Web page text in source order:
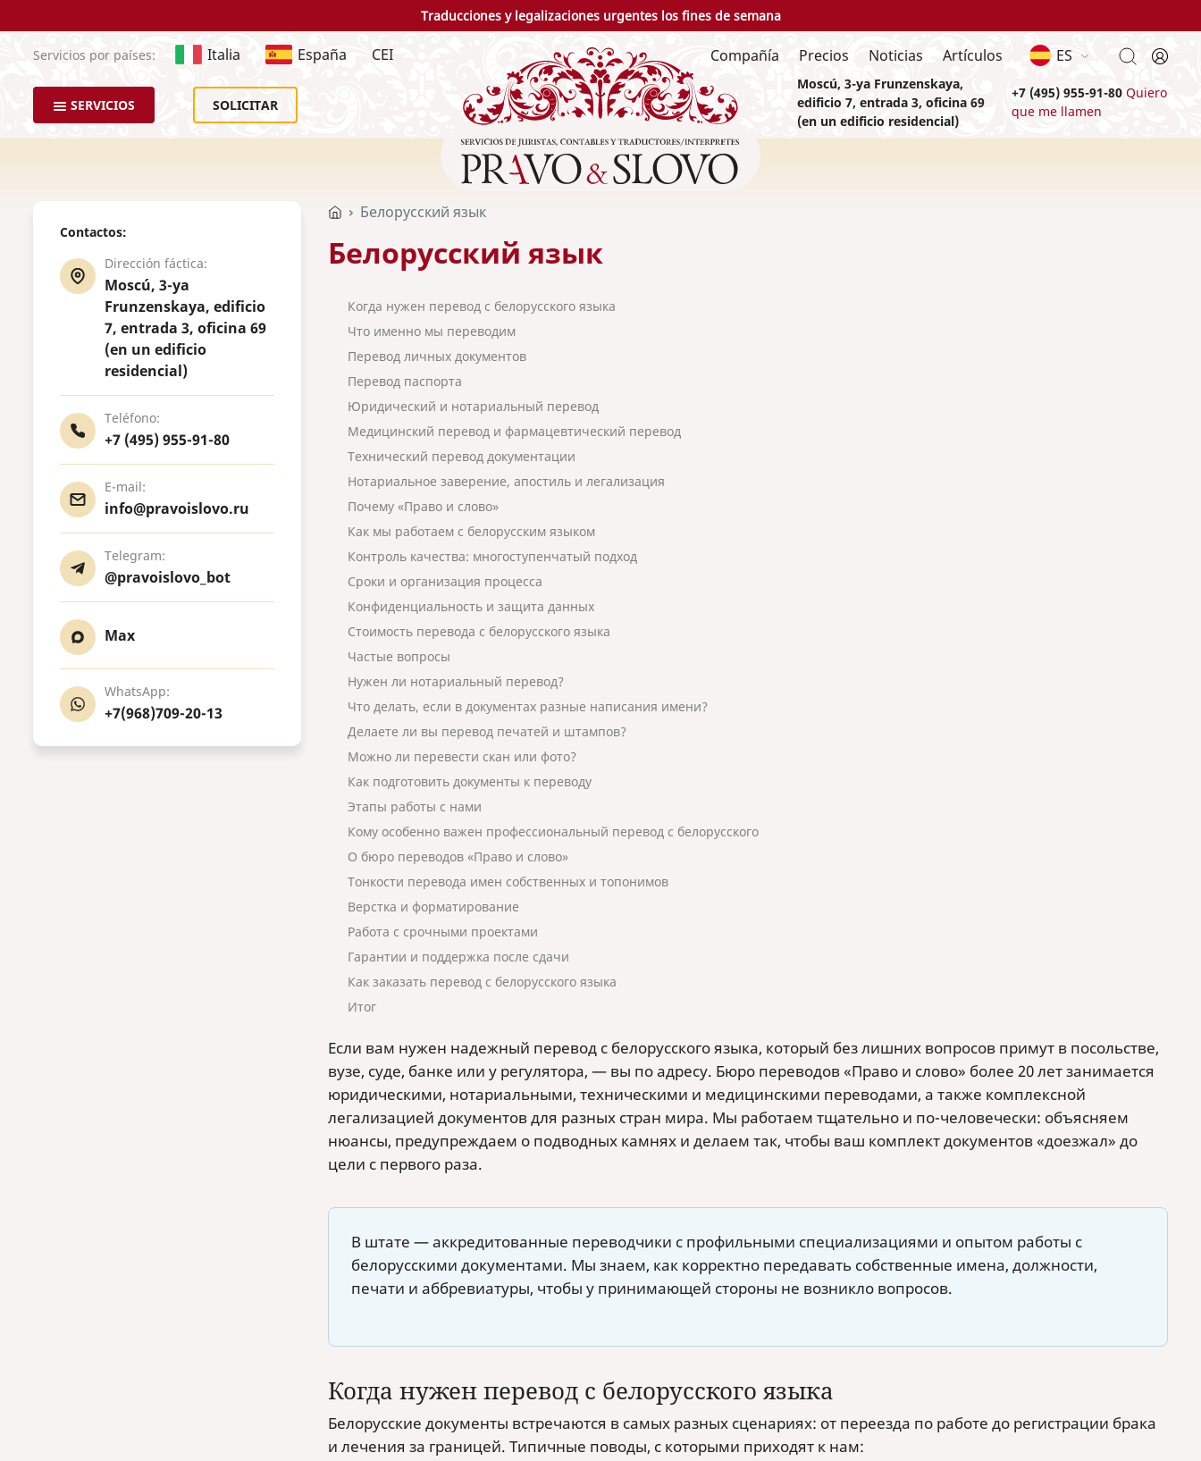
Traducciones y legalizaciones urgentes los fines de semana
Servicios por países: Italia España CEI
SERVICIOS SOLICITAR
Compañía Precios Noticias Artículos ES
Moscú, 3-ya Frunzenskaya,
edificio 7, entrada 3, oficina 69
(en un edificio residencial)
+7 (495) 955-91-80 Quiero
que me llamen
Contactos:
Dirección fáctica:
Moscú, 3-ya
Frunzenskaya, edificio
7, entrada 3, oficina 69
(en un edificio
residencial)
Teléfono:
+7 (495) 955-91-80
E-mail:
info@pravoislovo.ru
Telegram:
@pravoislovo_bot
Max
WhatsApp:
+7(968)709-20-13
Белорусский язык
Белорусский язык
Когда нужен перевод с белорусского языка
Что именно мы переводим
Перевод личных документов
Перевод паспорта
Юридический и нотариальный перевод
Медицинский перевод и фармацевтический перевод
Технический перевод документации
Нотариальное заверение, апостиль и легализация
Почему «Право и слово»
Как мы работаем с белорусским языком
Контроль качества: многоступенчатый подход
Сроки и организация процесса
Конфиденциальность и защита данных
Стоимость перевода с белорусского языка
Частые вопросы
Нужен ли нотариальный перевод?
Что делать, если в документах разные написания имени?
Делаете ли вы перевод печатей и штампов?
Можно ли перевести скан или фото?
Как подготовить документы к переводу
Этапы работы с нами
Кому особенно важен профессиональный перевод с белорусского
О бюро переводов «Право и слово»
Тонкости перевода имен собственных и топонимов
Верстка и форматирование
Работа с срочными проектами
Гарантии и поддержка после сдачи
Как заказать перевод с белорусского языка
Итог
Если вам нужен надежный перевод с белорусского языка, который без лишних вопросов примут в посольстве,
вузе, суде, банке или у регулятора, — вы по адресу. Бюро переводов «Право и слово» более 20 лет занимается
юридическими, нотариальными, техническими и медицинскими переводами, а также комплексной
легализацией документов для разных стран мира. Мы работаем тщательно и по-человечески: объясняем
нюансы, предупреждаем о подводных камнях и делаем так, чтобы ваш комплект документов «доезжал» до
цели с первого раза.
В штате — аккредитованные переводчики с профильными специализациями и опытом работы с
белорусскими документами. Мы знаем, как корректно передавать собственные имена, должности,
печати и аббревиатуры, чтобы у принимающей стороны не возникло вопросов.
Когда нужен перевод с белорусского языка
Белорусские документы встречаются в самых разных сценариях: от переезда по работе до регистрации брака
и лечения за границей. Типичные поводы, с которыми приходят к нам: